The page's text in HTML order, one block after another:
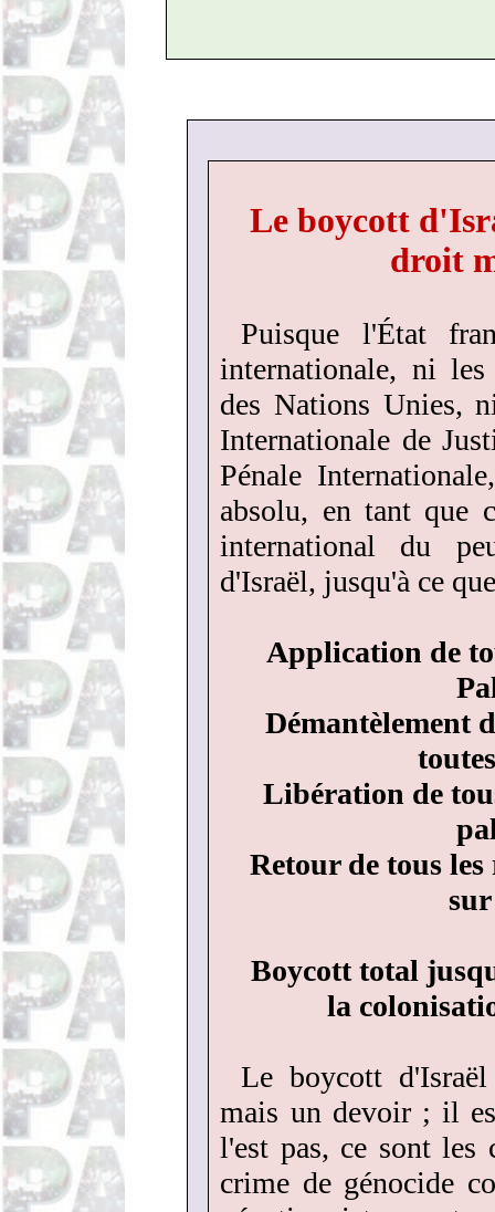
Le boycott
droit
Puisque l'État
internationale, ni
des Nations Unies,
Internationale de
Pénale
absolu, en tant que
international du
d'Israël, jusqu'à ce
Application de
Démantèlement
Libération de
Retour de tous
Boycott total
la
Le boycott
mais un devoir ; il
l'est pas, ce sont les
crime de génocide